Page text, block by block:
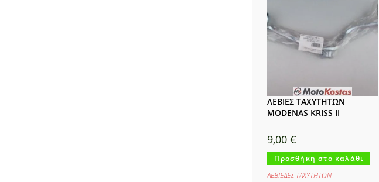
ΛΕΒΙΕΣ ΤΑΧΥΤΗΤΩΝ
MODENAS KRISS II
9,00€
Προσθήκη στο καλάθι
ΛΕΒΙΕΔΕΣ ΤΑΧΥΤΗΤΩΝ